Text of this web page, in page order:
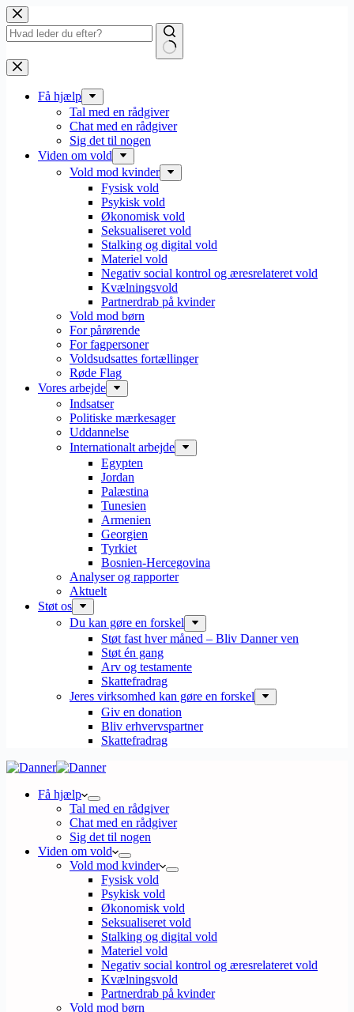
Fortsæt
til
indhold
Få hjælp
Tal med en rådgiver
Chat med en rådgiver
Sig det til nogen
Viden om vold
Vold mod kvinder
Fysisk vold
Psykisk vold
Økonomisk vold
Seksualiseret vold
Stalking og digital vold
Materiel vold
Negativ social kontrol og æresrelateret vold
Kvælningsvold
Partnerdrab på kvinder
Vold mod børn
For pårørende
For fagpersoner
Voldsudsattes fortællinger
Røde Flag
Vores arbejde
Indsatser
Politiske mærkesager
Uddannelse
Internationalt arbejde
Egypten
Jordan
Palæstina
Tunesien
Armenien
Georgien
Tyrkiet
Bosnien-Hercegovina
Analyser og rapporter
Aktuelt
Støt os
Du kan gøre en forskel
Støt fast hver måned – Bliv Danner ven
Støt én gang
Arv og testamente
Skattefradrag
Jeres virksomhed kan gøre en forskel
Giv en donation
Bliv erhvervspartner
Skattefradrag
Få hjælp
Tal med en rådgiver
Chat med en rådgiver
Sig det til nogen
Viden om vold
Vold mod kvinder
Fysisk vold
Psykisk vold
Økonomisk vold
Seksualiseret vold
Stalking og digital vold
Materiel vold
Negativ social kontrol og æresrelateret vold
Kvælningsvold
Partnerdrab på kvinder
Vold mod børn